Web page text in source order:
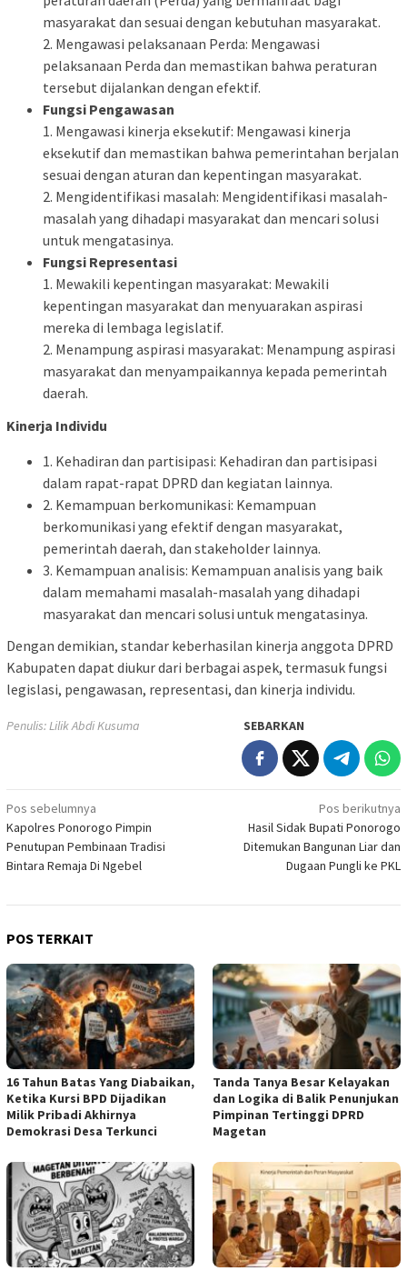
masyarakat dan sesuai dengan kebutuhan masyarakat.
2. Mengawasi pelaksanaan Perda: Mengawasi
pelaksanaan Perda dan memastikan bahwa peraturan
tersebut dijalankan dengan efektif.
Fungsi Pengawasan
1. Mengawasi kinerja eksekutif: Mengawasi kinerja
eksekutif dan memastikan bahwa pemerintahan berjalan
sesuai dengan aturan dan kepentingan masyarakat.
2. Mengidentifikasi masalah: Mengidentifikasi masalah-
masalah yang dihadapi masyarakat dan mencari solusi
untuk mengatasinya.
Fungsi Representasi
1. Mewakili kepentingan masyarakat: Mewakili
kepentingan masyarakat dan menyuarakan aspirasi
mereka di lembaga legislatif.
2. Menampung aspirasi masyarakat: Menampung aspirasi
masyarakat dan menyampaikannya kepada pemerintah
daerah.
Kinerja Individu
1. Kehadiran dan partisipasi: Kehadiran dan partisipasi
dalam rapat-rapat DPRD dan kegiatan lainnya.
2. Kemampuan berkomunikasi: Kemampuan
berkomunikasi yang efektif dengan masyarakat,
pemerintah daerah, dan stakeholder lainnya.
3. Kemampuan analisis: Kemampuan analisis yang baik
dalam memahami masalah-masalah yang dihadapi
masyarakat dan mencari solusi untuk mengatasinya.
Dengan demikian, standar keberhasilan kinerja anggota DPRD
Kabupaten dapat diukur dari berbagai aspek, termasuk fungsi
legislasi, pengawasan, representasi, dan kinerja individu.
Penulis: Lilik Abdi Kusuma SEBARKAN
Navigasi
pos
Pos sebelumnya
Kapolres Ponorogo Pimpin
Penutupan Pembinaan Tradisi
Bintara Remaja Di Ngebel
Pos berikutnya
Hasil Sidak Bupati Ponorogo
Ditemukan Bangunan Liar dan
Dugaan Pungli ke PKL
POS TERKAIT
16 Tahun Batas Yang Diabaikan,
Ketika Kursi BPD Dijadikan
Milik Pribadi Akhirnya
Demokrasi Desa Terkunci
Tanda Tanya Besar Kelayakan
dan Logika di Balik Penunjukan
Pimpinan Tertinggi DPRD
Magetan